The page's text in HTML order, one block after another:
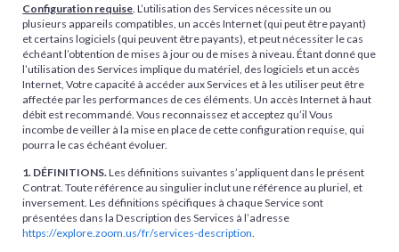
Configuration requise . L’utilisation des Services nécessite un ou
plusieurs appareils compatibles, un accès Internet (qui peut être payant)
et certains logiciels (qui peuvent être payants), et peut nécessiter le cas
échéant l’obtention de mises à jour ou de mises à niveau. Étant donné que
l’utilisation des Services implique du matériel, des logiciels et un accès
Internet, Votre capacité à accéder aux Services et à les utiliser peut être
affectée par les performances de ces éléments. Un accès Internet à haut
débit est recommandé. Vous reconnaissez et acceptez qu’il Vous
incombe de veiller à la mise en place de cette configuration requise, qui
pourra le cas échéant évoluer.
1. DÉFINITIONS. Les définitions suivantes s’appliquent dans le présent
Contrat. Toute référence au singulier inclut une référence au pluriel, et
inversement. Les définitions spécifiques à chaque Service sont
présentées dans la Description des Services à l’adresse
https://explore.zoom.us/fr/services-description